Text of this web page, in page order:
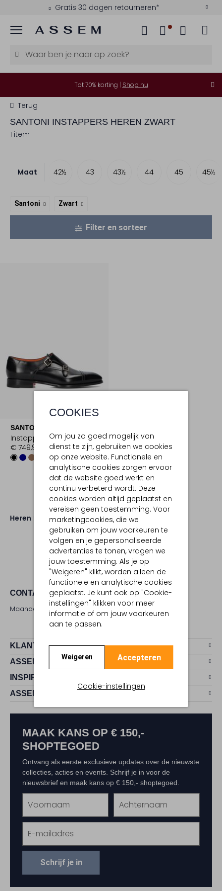
Gratis 30 dagen retourneren*
Menu
COOKIES
Om jou zo goed mogelijk van
dienst te zijn, gebruiken we cookies
op onze website. Functionele en
analytische cookies zorgen ervoor
dat de website goed werkt en
continu verbeterd wordt. Deze
cookies worden altijd geplaatst en
vereisen geen toestemming. Voor
marketingcookies, die we
gebruiken om jouw voorkeuren te
volgen en je gepersonaliseerde
advertenties te tonen, vragen we
jouw toestemming. Als je op
"Weigeren" klikt, worden alleen de
functionele en analytische cookies
geplaatst. Je kunt ook op "Cookie-
instellingen" klikken voor meer
informatie of om jouw voorkeuren
aan te passen.
Weigeren Accepteren
Cookie-instellingen
Tot 70% korting | Shop nu
Terug
SANTONI INSTAPPERS HEREN ZWART
1 item
Maat
42 42½ 43 43½ 44 45 45½
Santoni Zwart
Filter en sorteer
SANTONI
Instappers
€ 749,99
Heren Schoenen Instappers
CONTACT
Maandag - zaterdag 09:00 - 17:00 uur
KLANTENSERVICE
ASSEMVIP
INSPIRATIE
ASSEM
MAAK KANS OP € 150,-
SHOPTEGOED
Ontvang als eerste exclusieve updates over de nieuwste
collecties, acties en events. Schrijf je in voor de
nieuwsbrief en maak kans op € 150,- shoptegoed.
Schrijf je in